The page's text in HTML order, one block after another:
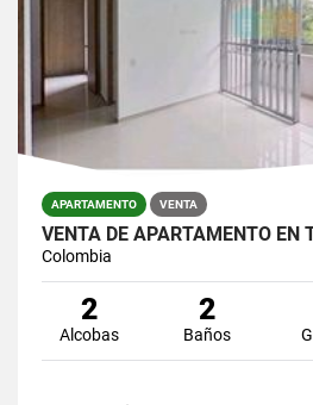
APARTAMENTO VENTA
Colombia
2
Alcobas
2
Baños